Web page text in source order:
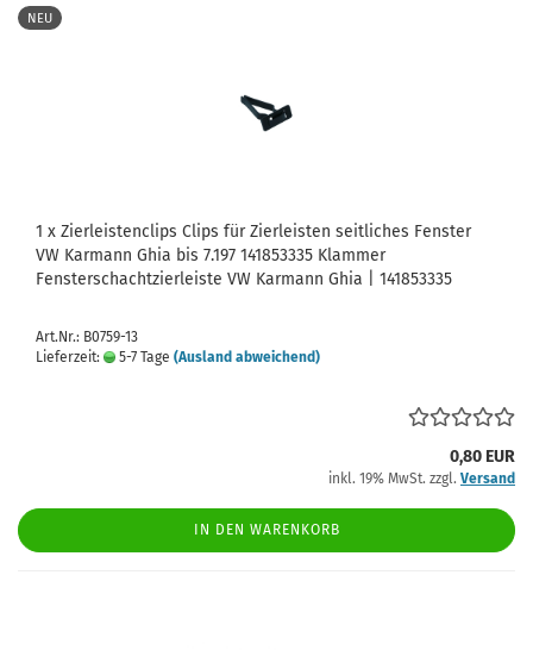
NEU
1 x Zierleistenclips Clips für Zierleisten seitliches Fenster
VW Karmann Ghia bis 7.197 141853335 Klammer
Fensterschachtzierleiste VW Karmann Ghia | 141853335
Art.Nr.: B0759-13
Lieferzeit:
5-7 Tage (Ausland abweichend)
0,80 EUR
inkl. 19% MwSt. zzgl. Versand
IN DEN WARENKORB